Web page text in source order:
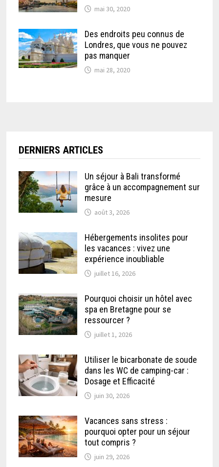
mai 30, 2020
Des endroits peu connus de
Londres, que vous ne pouvez
pas manquer
mai 28, 2020
DERNIERS ARTICLES
Un séjour à Bali transformé
grâce à un accompagnement sur
mesure
août 3, 2026
Hébergements insolites pour
les vacances : vivez une
expérience inoubliable
juillet 16, 2026
Pourquoi choisir un hôtel avec
spa en Bretagne pour se
ressourcer ?
juillet 1, 2026
Utiliser le bicarbonate de soude
dans les WC de camping-car :
Dosage et Efficacité
juin 30, 2026
Vacances sans stress :
pourquoi opter pour un séjour
tout compris ?
juin 29, 2026